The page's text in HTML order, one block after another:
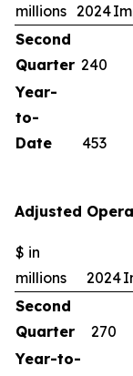
millions 2024
Second
Quarter 240
Year-
to-
Date
453
Adjusted
$ in
millions
2024
Second
Quarter
270
Year-to-